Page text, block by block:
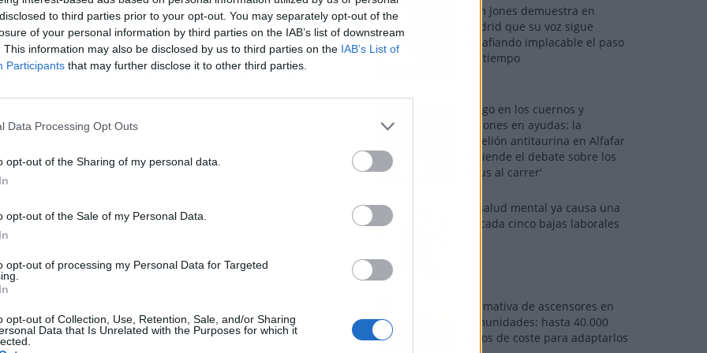
to third parties prior to your opt-out. You may separately opt-out of the
of your personal information by third parties on the IAB’s list of downstream
This information may also be disclosed by us to third parties on the IAB’s List of
Participants that may further disclose it to other third parties.
Data Processing Opt Outs
opt-out of the Sharing of my personal data.
opt-out of the Sale of my Personal Data.
opt-out of processing my Personal Data for Targeted
opt-out of Collection, Use, Retention, Sale, and/or Sharing
Data that Is Unrelated with the Purposes for which it
existen dos boletos acertantes, que
en la Administración de Loterías número 3
número 4 de Irun (Gipuzkoa), situada en Paseo
Tom Jones demuestra en
Madrid que su voz sigue
desafiando implacable el paso
del tiempo
Fuego en los cuernos y
millones en ayudas: la
rebelión antitaurina en Alfafar
enciende el debate sobre los
'bous al carrer'
La salud mental ya causa una
de cada cinco bajas laborales
Normativa de ascensores en
comunidades: hasta 40.000
euros de coste para adaptarlos